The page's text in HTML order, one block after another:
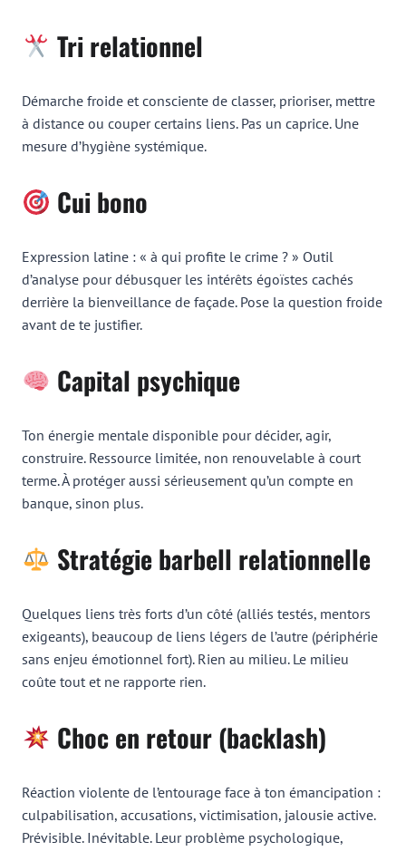
Tri relationnel
Démarche froide et consciente de classer, prioriser, mettre
à distance ou couper certains liens. Pas un caprice. Une
mesure d’hygiène systémique.
Cui bono
Expression latine : « à qui profite le crime ? » Outil
d’analyse pour débusquer les intérêts égoïstes cachés
derrière la bienveillance de façade. Pose la question froide
avant de te justifier.
Capital psychique
Ton énergie mentale disponible pour décider, agir,
construire. Ressource limitée, non renouvelable à court
terme. À protéger aussi sérieusement qu’un compte en
banque, sinon plus.
Stratégie barbell relationnelle
Quelques liens très forts d’un côté (alliés testés, mentors
exigeants), beaucoup de liens légers de l’autre (périphérie
sans enjeu émotionnel fort). Rien au milieu. Le milieu
coûte tout et ne rapporte rien.
Choc en retour (backlash)
Réaction violente de l’entourage face à ton émancipation :
culpabilisation, accusations, victimisation, jalousie active.
Prévisible. Inévitable. Leur problème psychologique,